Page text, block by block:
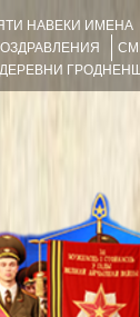
НАВЕКИ ИМЕНА